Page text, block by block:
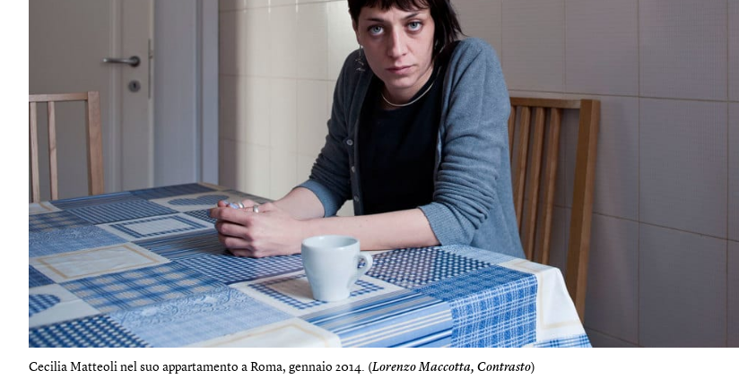
Cecilia Matteoli nel suo appartamento a Roma, gennaio 2014. (Lorenzo Maccotta, Contrasto)